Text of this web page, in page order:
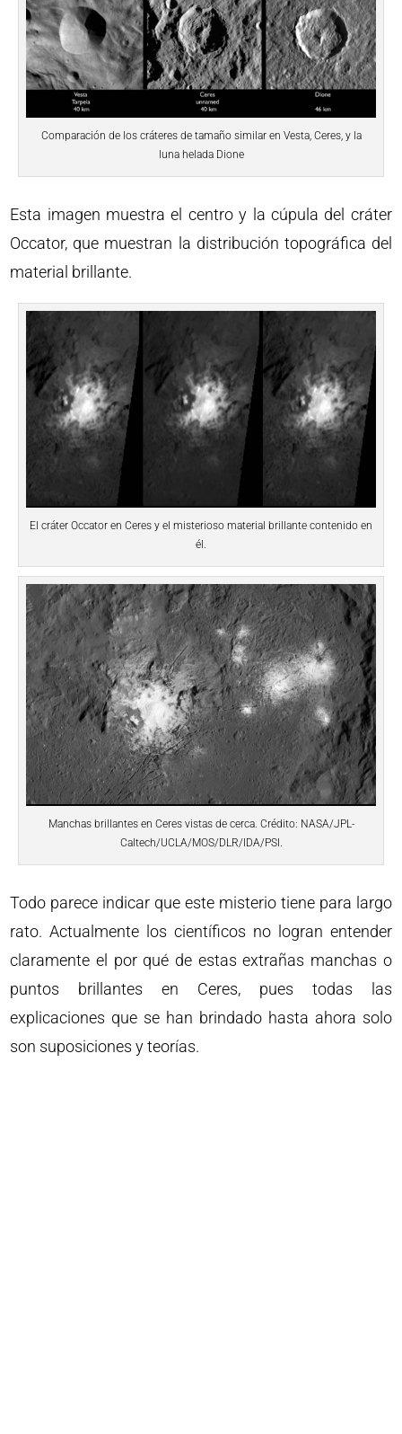
Comparación de los cráteres de tamaño similar en Vesta, Ceres, y la
luna helada Dione
Esta imagen muestra el centro y la cúpula del cráter
Occator, que muestran la distribución topográfica del
material brillante.
El cráter Occator en Ceres y el misterioso material brillante contenido en
él.
Manchas brillantes en Ceres vistas de cerca. Crédito: NASA/JPL-
Caltech/UCLA/MOS/DLR/IDA/PSI.
Todo parece indicar que este misterio tiene para largo
rato. Actualmente los científicos no logran entender
claramente el por qué de estas extrañas manchas o
puntos brillantes en Ceres, pues todas las
explicaciones que se han brindado hasta ahora solo
son suposiciones y teorías.